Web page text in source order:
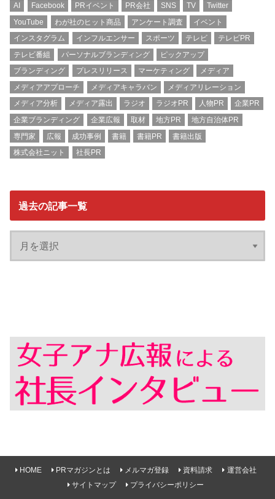
AI Facebook PRイベント PR会社 SNS TV
Twitter
YouTube
わが社のヒット商品 アンケート調査
イベント
インスタグラム
インフルエンサー スポーツ テレビ
テレビPR
テレビ番組
パーソナルブランディング
ピックアップ
ブランディング
プレスリリース マーケティング
メディア
メディアアプローチ
メディアキャラバン
メディアリレーション
メディア分析
メディア露出 ラジオ ラジオPR 人物PR
企業PR
企業ブランディング
企業広報 取材 地方PR
地方自治体PR
専門家
広報 成功事例 書籍 書籍PR
書籍出版
株式会社ニット
社長PR
過去の記事一覧
HOME PRマガジンとは メルマガ登録 資料請求
運営会社
サイトマップ
プライバシーポリシー